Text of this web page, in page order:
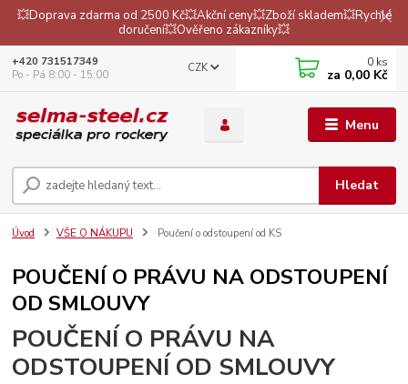
💥Doprava zdarma od 2500 Kč💥Akční ceny💥Zboží skladem💥Rychlé
doručení💥Ověřeno zákazníky💥
Menu
CZK
Hledat
+420 731517349
Po - Pá 8:00 - 15:00
0 ks
za 0,00 Kč
Úvod VŠE O NÁKUPU Poučení o odstoupení od KS
POUČENÍ O PRÁVU NA ODSTOUPENÍ
OD SMLOUVY
POUČENÍ O PRÁVU NA
ODSTOUPENÍ OD SMLOUVY